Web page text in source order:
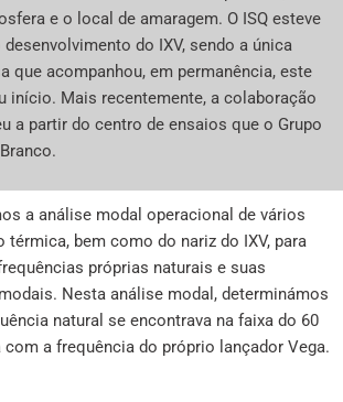
e o local de amaragem. O ISQ esteve
do IXV, sendo a única
que acompanhou, em permanência, este
início. Mais recentemente, a colaboração
a partir do centro de ensaios que o Grupo
a análise modal operacional de vários
térmica, bem como do nariz do IXV, para
próprias naturais e suas
Nesta análise modal, determinámos
natural se encontrava na faixa do 60
a frequência do próprio lançador Vega.